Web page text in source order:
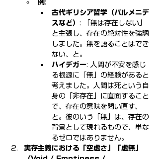
例:
古代ギリシア哲学（パルメニデ
スなど） : 「無は存在しない」
と主張し、存在の絶対性を強調
しました。無を語ることはでき
ない、と。
ハイデガー: 人間が不安を感じ
る根源に「無」の経験があると
考えました。人間は死という自
身の「非存在」に直面すること
で、存在の意味を問い直す、
と。彼のいう「無」は、存在の
背景として現れるもので、単な
るゼロではありません。
実存主義における「空虚さ」「虚無」